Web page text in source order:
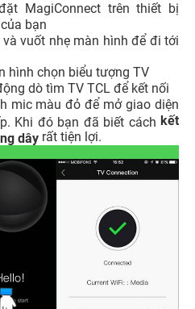
MagiConnect trên thiết bị
của bạn
vuốt nhẹ màn hình để đi tới
hình chọn biểu tượng TV
dò tìm TV TCL để kết nối
mic màu đỏ để mở giao diện
Khi đó bạn đã biết cách kết
dây rất tiện lợi.